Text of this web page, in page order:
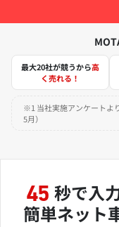
最大20社が競うから高
く売れる！
※1 当社実施アンケートよ
5月）
45 秒で入
簡単ネット